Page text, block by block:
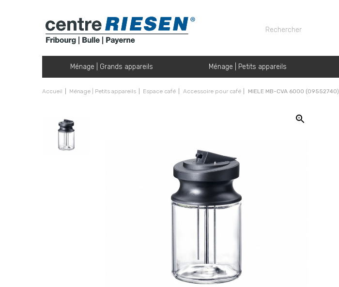
Ménage | Grands appareils Ménage | Petits appareils
Accueil Ménage | Petits appareils Espace café Accessoire pour café MIELE MB-CVA 6000 (09552740)